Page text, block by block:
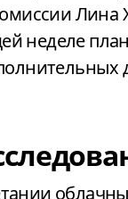
Лина
неделе